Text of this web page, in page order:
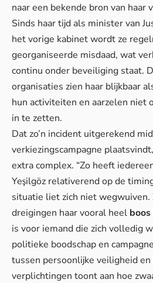
naar een bekende bron van haar
Sinds haar tijd als minister van
het vorige kabinet wordt ze
georganiseerde misdaad, wat
continu onder beveiliging staat.
organisaties zien haar blijkbaar
hun activiteiten en aarzelen niet
in te zetten.
Dat zo’n incident uitgerekend
verkiezingscampagne
extra complex. “Zo heeft
Yeşilgöz relativerend op de
situatie liet zich niet
dreigingen haar vooral heel boos
is voor iemand die zich volledig
politieke boodschap en
tussen persoonlijke veiligheid
verplichtingen toont aan hoe